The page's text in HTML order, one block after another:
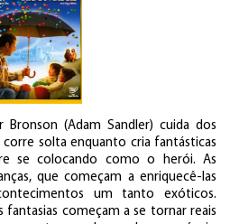
Bronson (Adam Sandler) cuida dos
solta enquanto cria fantásticas
se colocando como o herói. As
que começam a enriquecê-las
um tanto exóticos.
fantasias começam a se tornar reais